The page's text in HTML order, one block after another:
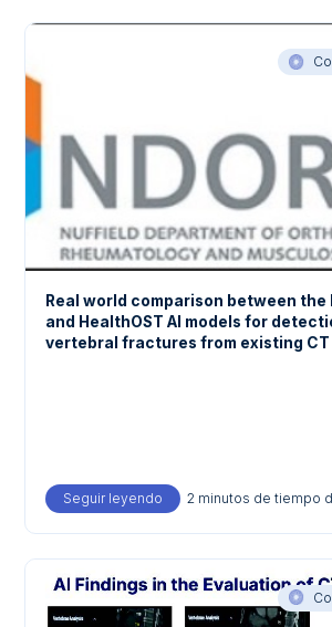
Real world comparison between the
and HealthOST AI models for
vertebral fractures from existing CT
Seguir leyendo about Real world
2 minutos de tiempo